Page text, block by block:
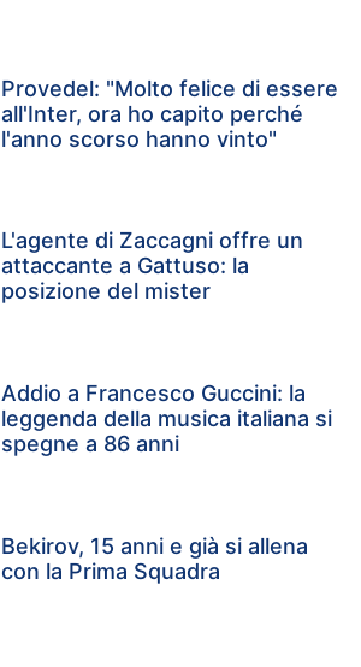
Provedel: "Molto felice di essere
all'Inter, ora ho capito perché
l'anno scorso hanno vinto"
L'agente di Zaccagni offre un
attaccante a Gattuso: la
posizione del mister
Addio a Francesco Guccini: la
leggenda della musica italiana si
spegne a 86 anni
Bekirov, 15 anni e già si allena
con la Prima Squadra